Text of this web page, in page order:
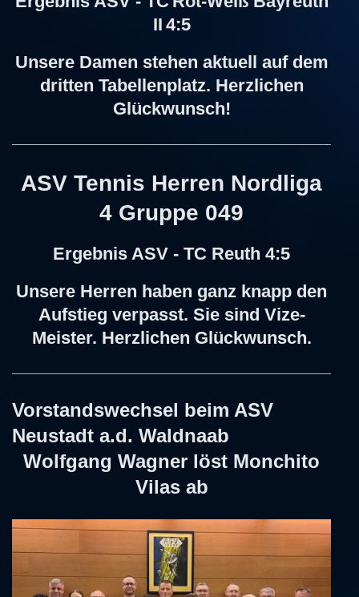
II 4:5
Unsere Damen stehen aktuell auf dem
dritten Tabellenplatz. Herzlichen
Glückwunsch!
ASV Tennis Herren Nordliga
4 Gruppe 049
Ergebnis ASV - TC Reuth 4:5
Unsere Herren haben ganz knapp den
Aufstieg verpasst. Sie sind Vize-
Meister. Herzlichen Glückwunsch.
Vorstandswechsel beim ASV
Neustadt a.d. Waldnaab
Wolfgang Wagner löst Monchito
Vilas ab